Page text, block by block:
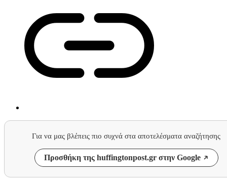
Για να μας βλέπεις πιο συχνά στα αποτελέσματα αναζήτησης
Προσθήκη της huffingtonpost.gr στην Google